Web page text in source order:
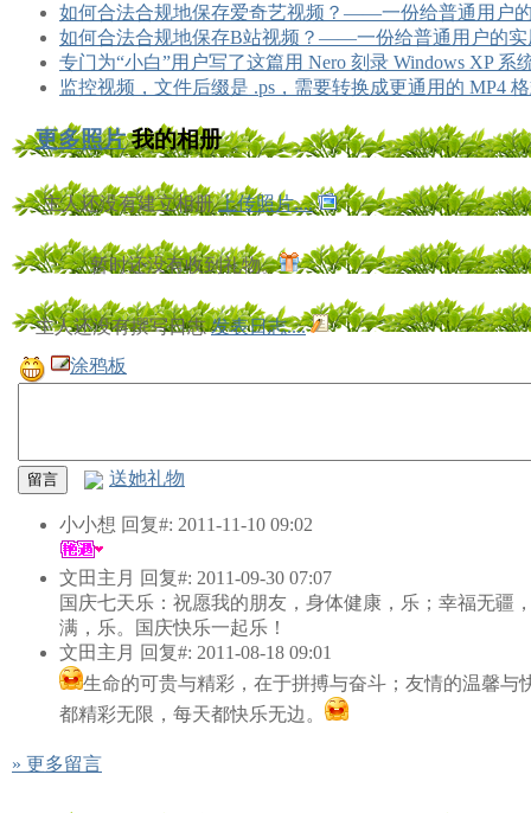
如何合法合规地保存爱奇艺视频？——一份给普通用户
如何合法合规地保存B站视频？——一份给普通用户的实
专门为“小白”用户写了这篇用 Nero 刻录 Windows XP 系
监控视频，文件后缀是 .ps，需要转换成更通用的 MP4
更多照片我的相册
主人还没有建立相册上传照片....
暂时还没有收到礼物。
主人还没有撰写日志发表日志....
涂鸦板
送她礼物
小小想 回复#: 2011-11-10 09:02
文田主月 回复#: 2011-09-30 07:07
国庆七天乐：祝愿我的朋友，身体健康，乐；幸福无疆
满，乐。国庆快乐一起乐！
文田主月 回复#: 2011-08-18 09:01
生命的可贵与精彩，在于拼搏与奋斗；友情的温馨
都精彩无限，每天都快乐无边。
» 更多留言